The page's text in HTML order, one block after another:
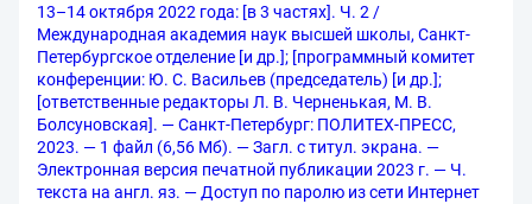
13–14 октября 2022 года: [в 3 частях]. Ч. 2 /
Международная академия наук высшей школы, Санкт-
Петербургское отделение [и др.]; [программный комитет
конференции: Ю. С. Васильев (председатель) [и др.];
[ответственные редакторы Л. В. Черненькая, М. В.
Болсуновская]. — Санкт-Петербург: ПОЛИТЕХ-ПРЕСС,
2023. — 1 файл (6,56 Мб). — Загл. с титул. экрана. —
Электронная версия печатной публикации 2023 г. — Ч.
текста на англ. яз. — Доступ по паролю из сети Интернет